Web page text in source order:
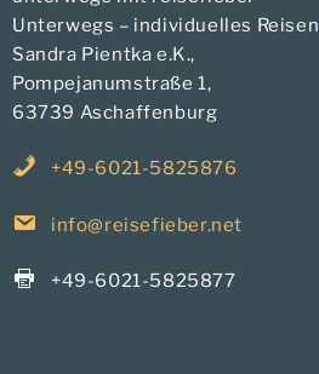
Unterwegs – individuelles Reisen
Sandra Pientka e.K.,
Pompejanumstraße 1,
63739 Aschaffenburg
+49-6021-5825876
info@reisefieber.net
+49-6021-5825877